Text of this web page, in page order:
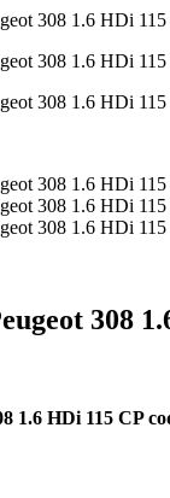
308
1.6 HDi 115 CP